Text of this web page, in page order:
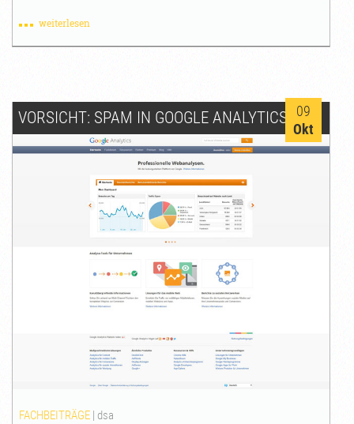
weiterlesen
VORSICHT: SPAM IN GOOGLE ANALYTICS
09
Okt
FACHBEITRÄGE | dsa